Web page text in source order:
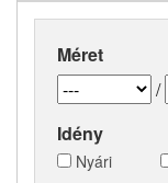
Méret
/
Idény
Nyári